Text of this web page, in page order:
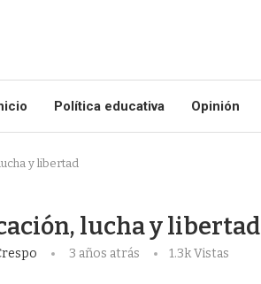
Política educativa Opinión
y libertad
lucha y libertad
3 años atrás 1.3kVistas